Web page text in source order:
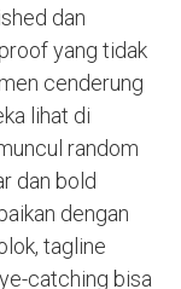
dan
yang tidak
cenderung
lihat di
random
dan bold
dengan
tagline
catching bisa